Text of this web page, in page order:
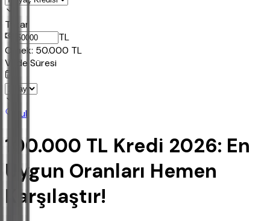
Tutar
TL
Ornek: 50.000 TL
Vade Süresi
Bul
100.000 TL Kredi 2026: En
Uygun Oranları Hemen
Karşılaştır!